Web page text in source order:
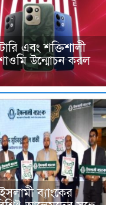
এবং শক্তিশালী
উন্মোচন করল
ব্যাংকের